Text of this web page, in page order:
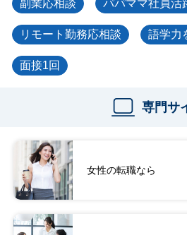
副業応相談 パパママ社員活
リモート勤務応相談 語学力
面接1回
専門サ
女性の転職なら